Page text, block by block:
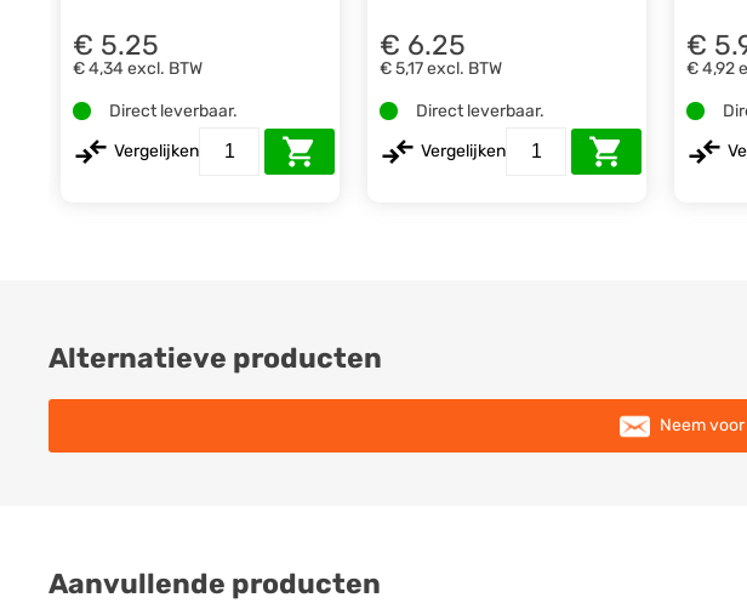
€ 5.25
€ 4,34 excl. BTW
Direct leverbaar.
Vergelijken
€ 6.25
€ 5,17excl. BTW
Direct leverbaar.
Vergelijken
€
€ 4,92
Alternatieve producten
Neem
Aanvullende producten